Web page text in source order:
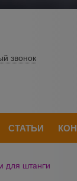
звонок
СТАТЬИ
для штанги